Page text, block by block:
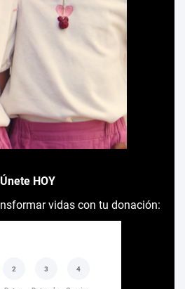
Únete HOY
vidas con tu donación: